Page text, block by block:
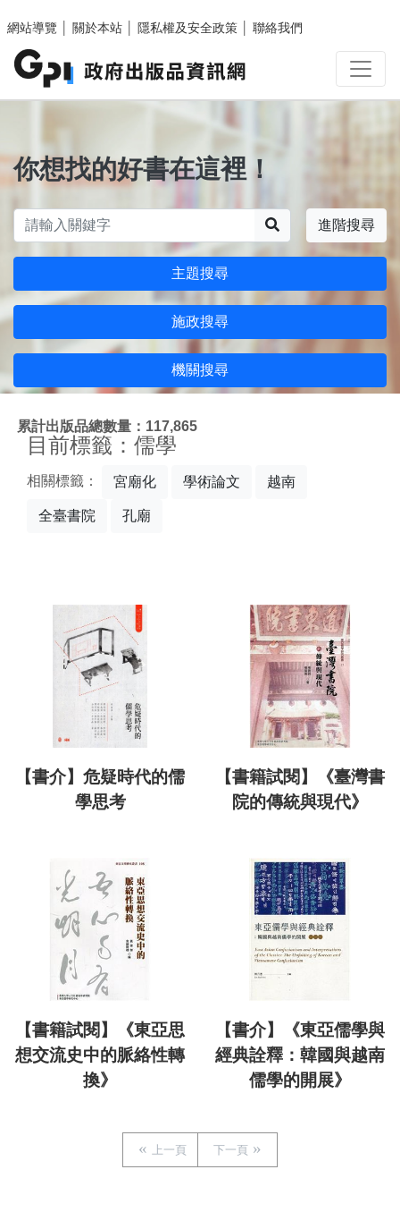
網站導覽
關於本站 隱私權及安全政策 聯絡我們
你想找的好書在這裡！
進階搜尋
主題搜尋
施政搜尋
機關搜尋
累計出版品總數量：117,865
目前標籤：儒學
相關標籤： 宮廟化 學術論文 越南
全臺書院 孔廟
【書介】危疑時代的儒
學思考
【書籍試閱】《臺灣書
院的傳統與現代》
【書籍試閱】《東亞思
想交流史中的脈絡性轉
換》
【書介】《東亞儒學與
經典詮釋：韓國與越南
儒學的開展》
上一頁 下一頁